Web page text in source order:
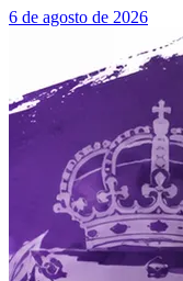
6 de agosto de 2026